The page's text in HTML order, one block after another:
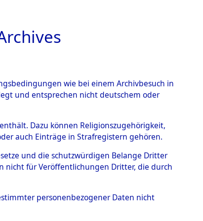
BILD
wie bei einem Archivbesuch in
und entsprechen nicht deutschem oder
Dazu können Religionszugehörigkeit,
auch Einträge in Strafregistern gehören.
und die schutzwürdigen Belange Dritter
nicht für Veröffentlichungen Dritter, die durch
personenbezogener Daten nicht